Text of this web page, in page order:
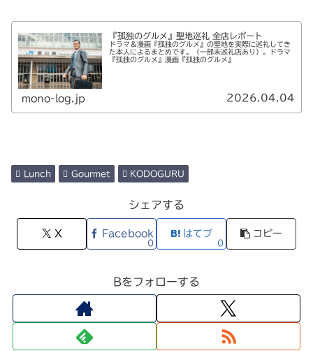
『孤独のグルメ』聖地巡礼 全店レポート
ドラマ＆漫画『孤独のグルメ』の聖地を実際に巡礼してき
た本人によるまとめです。（一部未巡礼店あり）。ドラマ
『孤独のグルメ』漫画『孤独のグルメ』
mono-log.jp 2026.04.04
Lunch Gourmet KODOGURU
シェアする
X Facebook
0
はてブ
0
コピー
Bをフォローする